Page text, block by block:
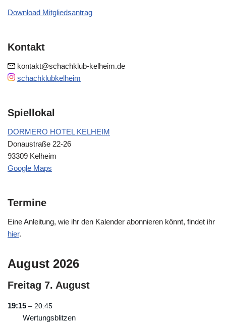
Download Mitgliedsantrag
Kontakt
kontakt@schachklub-kelheim.de
schachklubkelheim
Spiellokal
DORMERO HOTEL KELHEIM
Donaustraße 22-26
93309 Kelheim
Google Maps
Termine
Eine Anleitung, wie ihr den Kalender abonnieren könnt, findet ihr
hier.
August 2026
Freitag 7. August
19:15 – 20:45
Wertungsblitzen